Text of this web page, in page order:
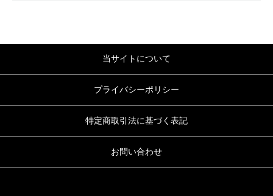
当サイトについて
プライバシーポリシー
特定商取引法に基づく表記
お問い合わせ